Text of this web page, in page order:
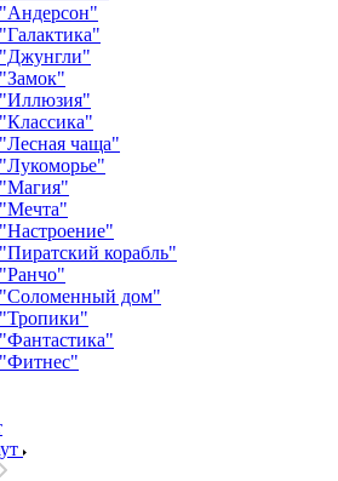
"Андерсон"
"Галактика"
"Джунгли"
"Замок"
"Иллюзия"
"Классика"
"Лесная чаща"
"Лукоморье"
"Магия"
"Мечта"
"Настроение"
"Пиратский корабль"
"Ранчо"
"Соломенный дом"
"Тропики"
"Фантастика"
"Фитнес"